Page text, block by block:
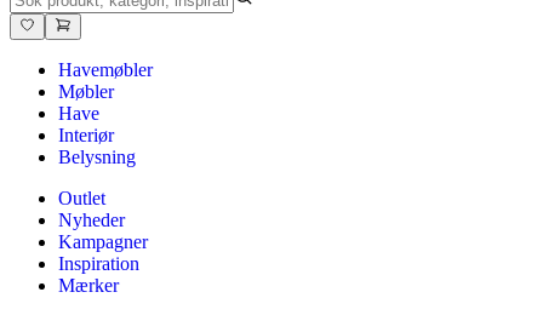
Havemøbler
Møbler
Have
Interiør
Belysning
Outlet
Nyheder
Kampagner
Inspiration
Mærker